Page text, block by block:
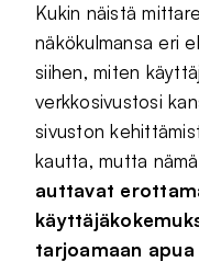
Kukin näistä
näkökulmansa eri
siihen, miten
verkkosivustosi
sivuston
kautta, mutta
auttavat
tarjoamaan